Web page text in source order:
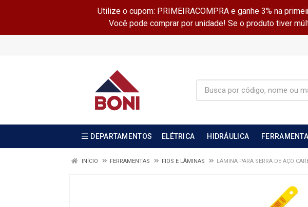
Utilize o cupom: PRIMEIRACOMPRA e ganhe 3% na
Você pode comprar por unidade! Se o produto tiver
DEPARTAMENTOS ELÉTRICA HIDRÁULICA
INÍCIO FERRAMENTAS FIOS E LÂMINAS LÂMINA PARA SERRA DE AÇO